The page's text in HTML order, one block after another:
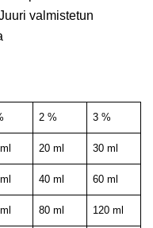
valmistetun
2 % 3 %
20 ml 30 ml
40 ml 60 ml
80 ml 120 ml